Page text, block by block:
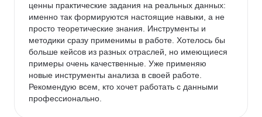
ценны практические задания на реальных данных:
именно так формируются настоящие навыки, а не
просто теоретические знания. Инструменты и
методики сразу применимы в работе. Хотелось бы
больше кейсов из разных отраслей, но имеющиеся
примеры очень качественные. Уже применяю
новые инструменты анализа в своей работе.
Рекомендую всем, кто хочет работать с данными
профессионально.